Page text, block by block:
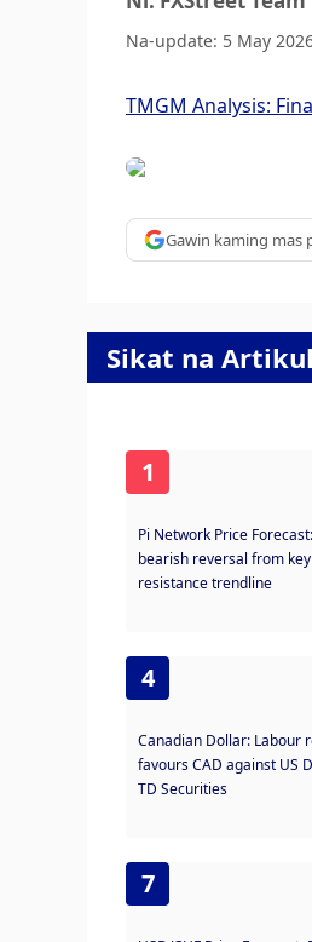
Na-update: 5 May
TMGM Analysis:
Gawin kaming mas
Sikat na
1
Pi Network Price
bearish reversal from key
resistance trendline
4
Canadian Dollar: Labour
favours CAD against US
TD Securities
7